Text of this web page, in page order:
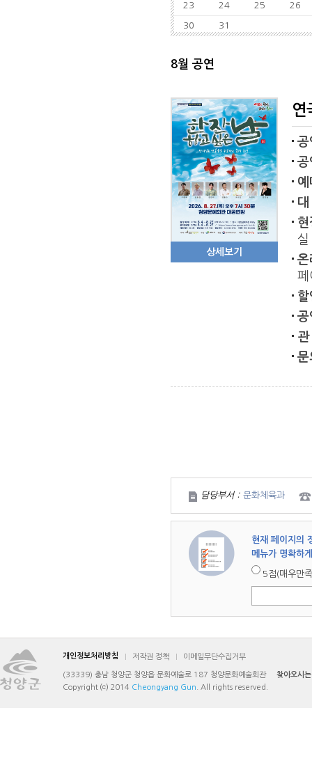
23 24 25 26
30 31
8월 공연
연
온
페
상세보기
담당부서 : 문화체육과
현재 페이지의
메뉴가 명확하
5점(매우만
개인정보처리방침 저작권 정책 이메일무단수집거부
(33339) 충남 청양군 청양읍 문화예술로 187 청양문화예술회관
찾아오시
Copyright ⒞ 2014 Cheongyang Gun . All rights reserved.